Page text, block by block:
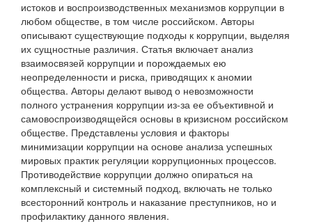
истоков и воспроизводственных механизмов коррупции в
любом обществе, в том числе российском. Авторы
описывают существующие подходы к коррупции, выделяя
их сущностные различия. Статья включает анализ
взаимосвязей коррупции и порождаемых ею
неопределенности и риска, приводящих к аномии
общества. Авторы делают вывод о невозможности
полного устранения коррупции из-за ее объективной и
самовоспроизводящейся основы в кризисном российском
обществе. Представлены условия и факторы
минимизации коррупции на основе анализа успешных
мировых практик регуляции коррупционных процессов.
Противодействие коррупции должно опираться на
комплексный и системный подход, включать не только
всесторонний контроль и наказание преступников, но и
профилактику данного явления.